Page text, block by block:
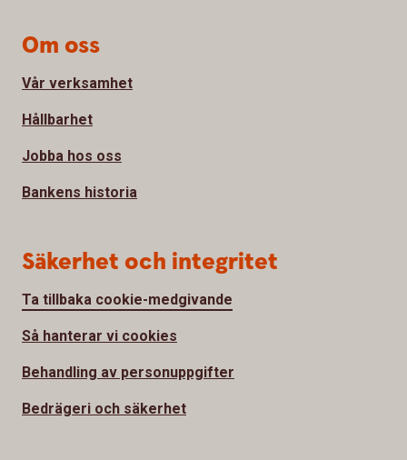
Om oss
Vår verksamhet
Hållbarhet
Jobba hos oss
Bankens historia
Säkerhet och integritet
Ta tillbaka cookie-medgivande
Så hanterar vi cookies
Behandling av personuppgifter
Bedrägeri och säkerhet